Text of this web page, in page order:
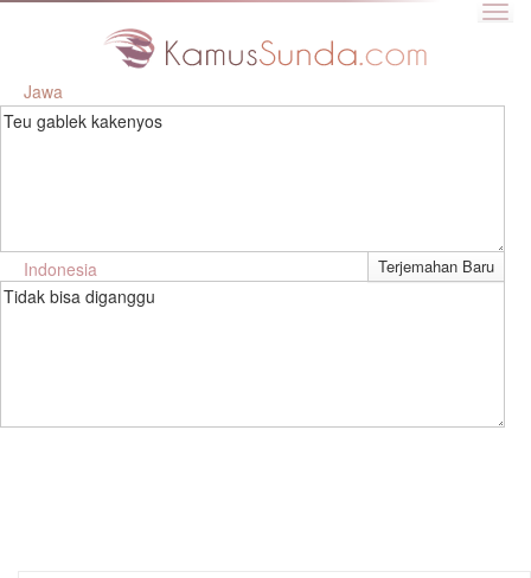
Jawa
Teu gablek kakenyos
Indonesia
Tidak bisa diganggu